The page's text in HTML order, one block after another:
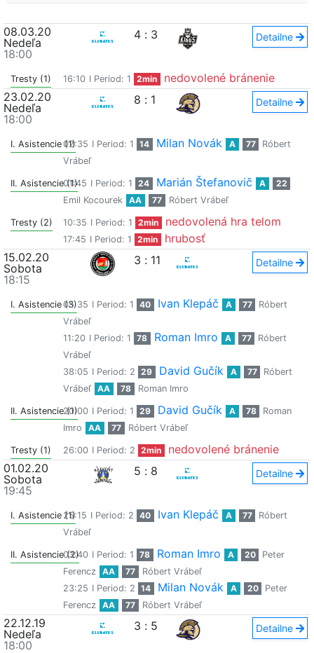
08.03.20
Nedeľa
18:00
4 : 3 Detailne
Tresty (1) 16:10 I Period: 1 2min
nedovolené bránenie
23.02.20
Nedeľa
18:00
8 : 1 Detailne
I. Asistencie (1)02:35 I Period: 1 14 Milan Novák A 77
Róbert
Vrábeľ
II. Asistencie (1)
01:45 I Period: 1 24 Marián Štefanovič A
22
Emil Kocourek
AA 77 Róbert Vrábeľ
Tresty (2) 10:35 I Period: 1 2min nedovolená hra telom
17:45 I Period: 1 2min
hrubosť
15.02.20
Sobota
18:15
3 : 11 Detailne
I. Asistencie (3)05:35 I Period: 1 40 Ivan Klepáč A 77
Róbert
Vrábeľ
11:20 I Period: 1 78 Roman Imro A 77
Róbert
Vrábeľ
38:05 I Period: 2 29 David Gučík A 77
Róbert
Vrábeľ
AA 78 Roman Imro
II. Asistencie (1)
20:00 I Period: 1 29 David Gučík A 78
Roman
Imro
AA 77 Róbert Vrábeľ
Tresty (1) 26:00 I Period: 2 2min
nedovolené bránenie
01.02.20
Sobota
19:45
5 : 8 Detailne
I. Asistencie (1)25:15 I Period: 2 40 Ivan Klepáč A 77
Róbert
Vrábeľ
II. Asistencie (2)
03:40 I Period: 1 78 Roman Imro A 20
Peter
Ferencz
AA 77
Róbert Vrábeľ
23:25 I Period: 2 14 Milan Novák A 20
Peter
Ferencz
AA 77 Róbert Vrábeľ
22.12.19
Nedeľa
18:00
3 : 5 Detailne